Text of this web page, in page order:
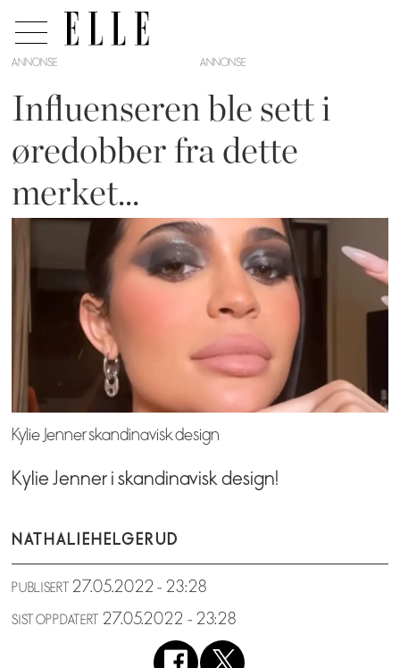
ANNONSE
Influenseren ble sett i
øredobber fra dette
merket...
Kylie Jenner skandinavisk design
Kylie Jenner i skandinavisk design!
NATHALIEHELGERUD
PUBLISERT 27.05.2022 - 23:28
SIST OPPDATERT 27.05.2022 - 23:28